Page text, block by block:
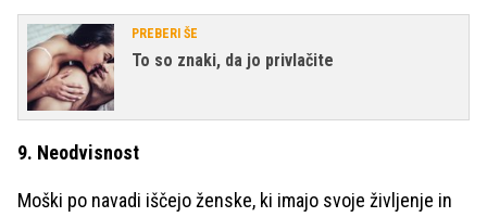
PREBERI ŠE
To so znaki, da jo privlačite
9. Neodvisnost
Moški po navadi iščejo ženske, ki imajo svoje življenje in